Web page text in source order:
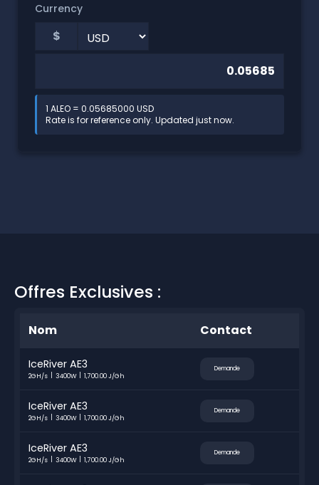
Currency
$
1 ALEO = 0.05685000 USD
Rate is for reference only. Updated just now.
Offres Exclusives :
Nom Contact
IceRiver AE3
2GH/s 3400W 1,700.00 J/Gh
Demande
IceRiver AE3
2GH/s 3400W 1,700.00 J/Gh
Demande
IceRiver AE3
2GH/s 3400W 1,700.00 J/Gh
Demande